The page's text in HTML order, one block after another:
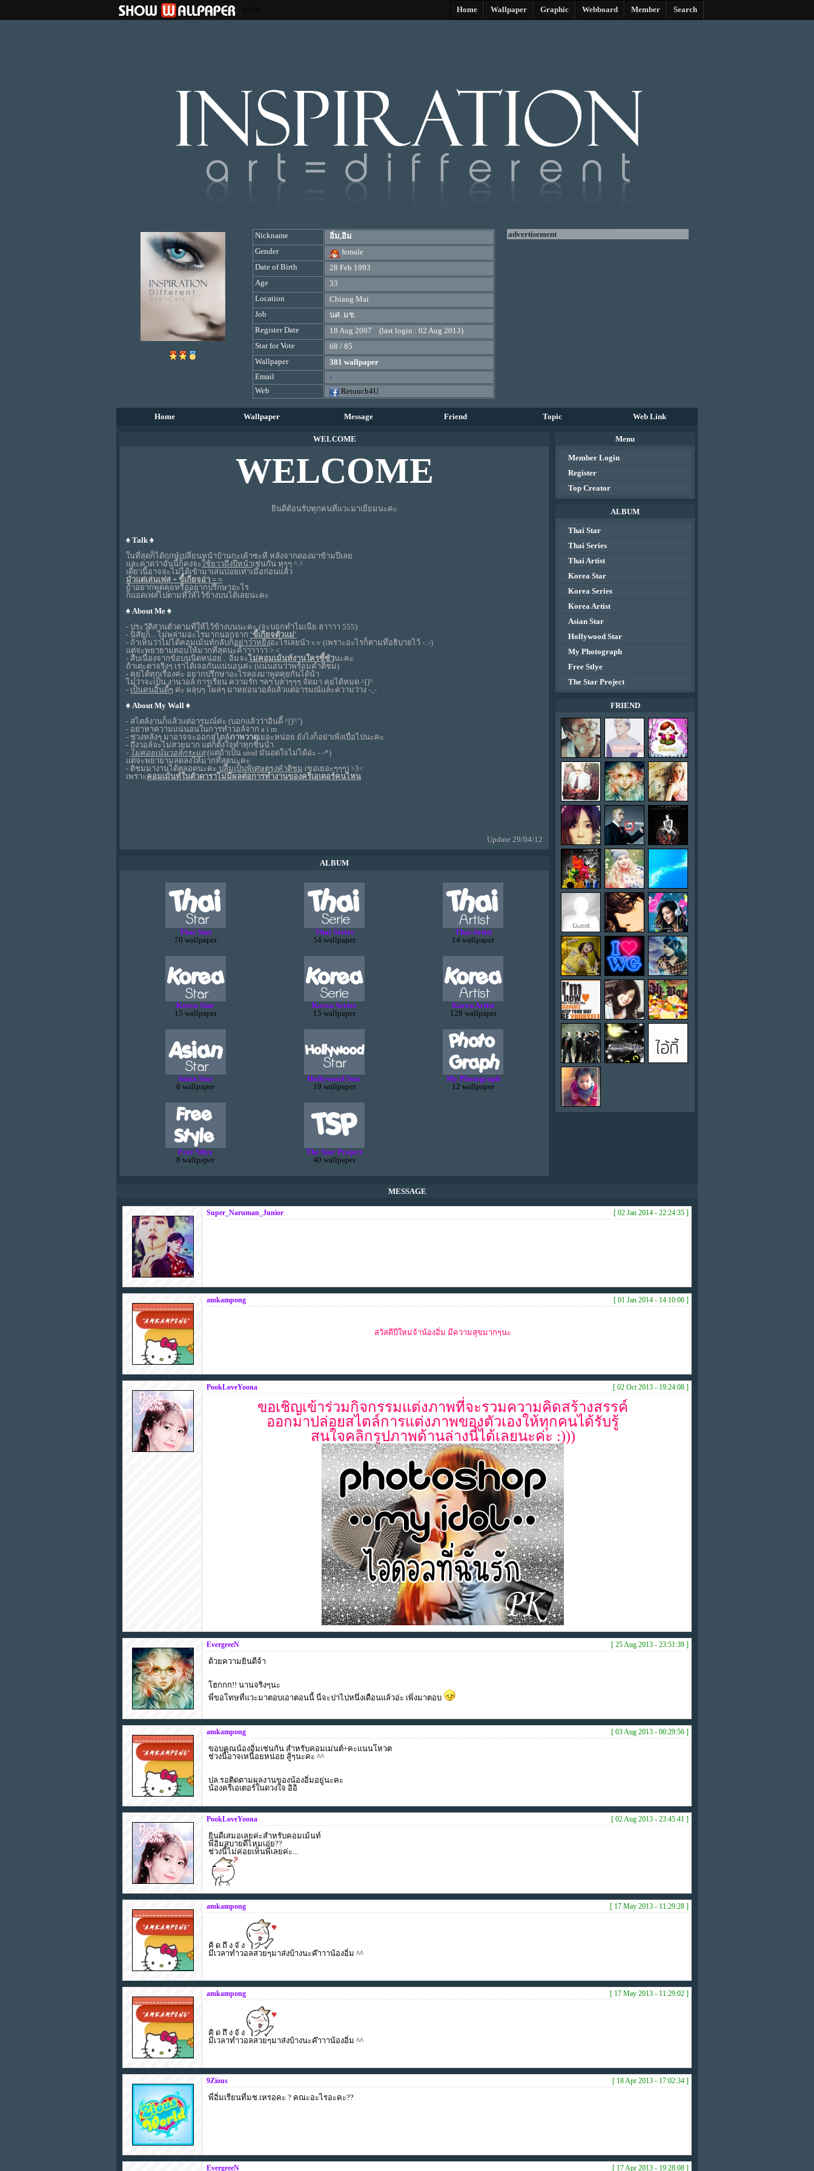
Home Wallpaper Graphic Webboard Member Search
Nickname
อิ่ม,อิม
Gender
female
Date of Birth
28 Feb 1993
Age
33
Location
Chiang Mai
Job
นศ. มช.
Register Date
18 Aug 2007 (last login : 02 Aug 2013)
Star for Vote
68 / 85
Wallpaper
381 wallpaper
Email
-
Web
Retouch4U
advertisement
Home Wallpaper Message Friend Topic Web Link
WELCOME
WELCOME
ยินดีต้อนรับทุกคนที่แวะมาเยี่ยมนะคะ
♠ Talk ♠
ในที่สุดก็ได้ฤกษ์เปลี่ยนหน้าบ้านกะเค้าซะที หลังจากดองมาข้ามปีเลย
และคาดว่าอันนี้ก็คงจะใช้ยาวถึงปีหน้าเช่นกัน หุๆๆ ^.^
เดี๋ยวนี้อาจจะไม่ได้เข้ามาเล่นบ่อยเท่าเมื่อก่อนแล้ว
มัวแต่เล่นเฟส + ขี้เกียจอ่า = =
ถ้าอยากพูดคุยหรืออยากปรึกษาอะไร
ก็แอดเฟสไปตามที่ให้ไว้ข้างบนได้เลยนะคะ
♠ About Me ♠
- ประวัติส่วนตัวตามที่ให้ไว้ข้างบนนะคะ (จะบอกทำไมเนี่ย ฮาาาา 555)
- นิสัยก็... ไม่พล่ามอะไรมากนอกจาก 'ขี้เกียจตัวแม่'
- ถ้าเห็นว่าไม่ได้คอมเม้นท์กลับก็อย่าว่าหยิ่งอะไรเลยน้า v.v (เพราะอะไรก็ตามที่อธิบายไว้ -..-)
แต่จะพยายามตอบให้มากที่สุดนะค้าาาาาา >.<
- สืบเนื่องจากข้อบนนิดหน่อย... อิ่มจะไม่คอมเม้นท์งานใครซี้ซัวนะคะ
ถ้าเตะตาจริงๆ เราได้เจอกันแน่นอนค่ะ (แน่นอนว่าพร้อมคำติชม)
- คุยได้ทุกเรื่องค่ะ อยากปรึกษาอะไรลองมาพูดคุยกันได้น้า
ไม่ว่าจะเป็น งานวอล์ การเรียน ความรัก ฯลฯ บลาๆๆๆ จัดมา คุยได้หมด ^[]^
- เป็นคนอิ้นดี้ๆ ค่ะ ผลุบๆ โผล่ๆ มาหย่อนวอล์แล้วแต่อารมณ์และความว่าง -.,-
♠ About My Wall ♠
- สไตล์งานก็แล้วแต่อารมณ์ค่ะ (บอกแล้วว่าอินดี้ ^[]^")
- อย่าหาความแน่นอนในการทำวอล์จาก a i m
- ช่วงหลังๆ มาอาจจะออกสไตล์ภาพวาดเยอะหน่อย ยังไงก็อย่าเพิ่งเบื่อไปนะคะ
- ถึงวอล์จะไม่สวยมาก แต่ก็ตั้งใจทำทุกชิ้นน้า
- ไม่ค่อยเน้นวอล์กระแส(แต่ถ้าเป็น snsd มันอดใจไม่ได้อ่ะ - -*)
แต่จะพยายามลดลงให้มากที่สุดนะคะ
- ติชมมางานได้ตลอดนะคะ ปลื้มเป็นพิเศษตรงคำติชม (ขอเยอะๆๆๆ) >3<
เพราะคอมเม้นท์ในตัวดาราไม่มีผลต่อการทำงานของครีเอเตอร์คนไหน
Update 29/04/12
ALBUM
Thai Star
70 wallpaper
Thai Series
54 wallpaper
Thai Artist
14 wallpaper
Korea Star
15 wallpaper
Korea Series
15 wallpaper
Korea Artist
128 wallpaper
Asian Star
6 wallpaper
Hollywood Star
19 wallpaper
My Photograph
12 wallpaper
Free Stlye
8 wallpaper
The Star Project
40 wallpaper
Menu
Member Login
Register
Top Creator
ALBUM
Thai Star
Thai Series
Thai Artist
Korea Star
Korea Series
Korea Artist
Asian Star
Hollywood Star
My Photograph
Free Stlye
The Star Project
FRIEND
MESSAGE
Super_Naruman_Junior [ 02 Jan 2014 - 22:24:35 ]
amkampong [ 01 Jan 2014 - 14:10:00 ]
สวัสดีปีใหม่จ้าน้องอิ่ม มีความสุขมากๆนะ
PookLoveYoona [ 02 Oct 2013 - 19:24:08 ]
ขอเชิญเข้าร่วมกิจกรรมแต่งภาพที่จะรวมความคิดสร้างสรรค์
ออกมาปล่อยสไตล์การแต่งภาพของตัวเองให้ทุกคนได้รับรู้
สนใจคลิกรูปภาพด้านล่างนี้ได้เลยนะค่ะ :)))
EvergreeN [ 25 Aug 2013 - 23:51:39 ]
ด้วยความยินดีจ้า
โฮกกก!! นานจริงๆนะ
พี่ขอโทษที่แวะมาตอบเอาตอนนี้ นี่จะปาไปหนึ่งเดือนแล้วอ่ะ เพิ่งมาตอบ
amkampong [ 03 Aug 2013 - 00:29:56 ]
ขอบคุณน้องอิ่มเช่นกัน สำหรับคอมเม่นต์+คะแนนโหวต
ช่วงนี้อาจเหนื่อยหน่อย สู้ๆนะคะ ^^
ปล.รอติดตามผลงานของน้องอิ่มอยู่นะคะ
น้องครีเอเตอร์ในดวงใจ อิอิ
PookLoveYoona [ 02 Aug 2013 - 23:45:41 ]
ยินดีเสมอเลยค่ะสำหรับคอมเม้นท์
พี่อิมสบายดีไหมเอ่ย??
ช่วงนี้ไม่ค่อยเห็นพี่เลยค่ะ...
amkampong [ 17 May 2013 - 11:29:28 ]
คิ ด ถึ ง จั ง
มีเวลาทำวอลสวยๆมาส่งบ้างนะค๊าาาน้องอิ่ม ^^
amkampong [ 17 May 2013 - 11:29:02 ]
คิ ด ถึ ง จั ง
มีเวลาทำวอลสวยๆมาส่งบ้างนะค๊าาาน้องอิ่ม ^^
9Zious [ 18 Apr 2013 - 17:02:34 ]
พี่อิ่มเรียนที่มช.เหรอคะ ? คณะอะไรอะคะ??
EvergreeN [ 17 Apr 2013 - 19:28:08 ]